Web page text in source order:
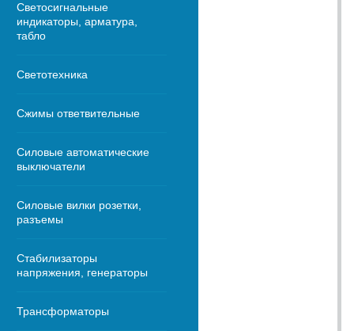
Светосигнальные
индикаторы, арматура,
табло
Светотехника
Сжимы ответвительные
Силовые автоматические
выключатели
Силовые вилки розетки,
разъемы
Стабилизаторы
напряжения, генераторы
Трансформаторы